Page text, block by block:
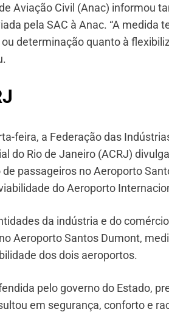
Aviação Civil (Anac) informou
pela SAC à Anac. “A
determinação quanto à
feira, a Federação das
do Rio de Janeiro (ACRJ)
passageiros no Aeroporto
do Aeroporto
da indústria e do
Aeroporto Santos Dumont,
dos dois aeroportos.
pelo governo do Estado,
em segurança, conforto e